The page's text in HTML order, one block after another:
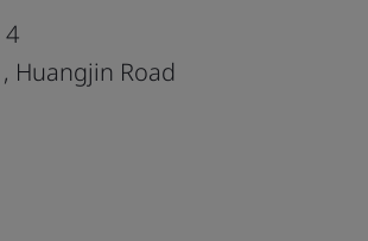
4
Huangjin Road